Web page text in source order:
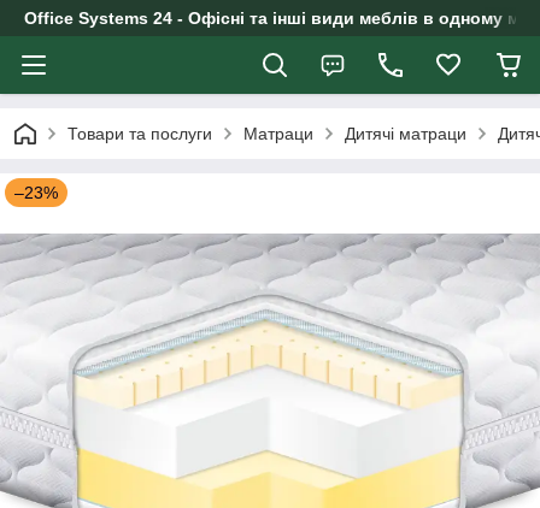
Office Systems 24 - Офісні та інші види меблів в одному
Товари та послуги Матраци Дитячі матраци
–23%